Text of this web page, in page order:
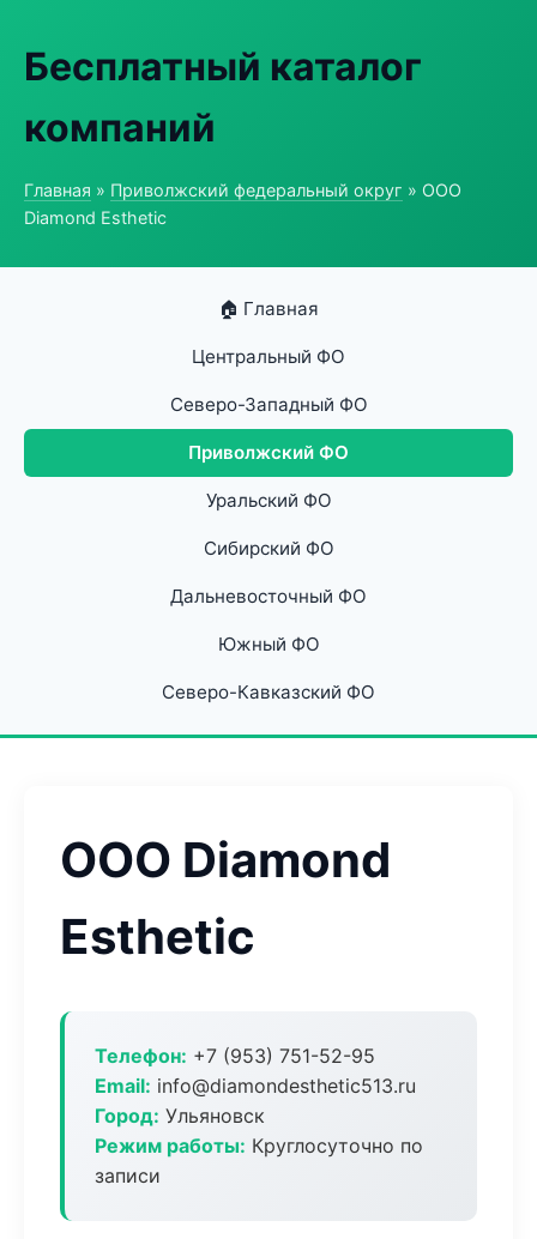
Бесплатный каталог
компаний
Главная » Приволжский федеральный округ » ООО
Diamond Esthetic
🏠 Главная
Центральный ФО
Северо-Западный ФО
Приволжский ФО
Уральский ФО
Сибирский ФО
Дальневосточный ФО
Южный ФО
Северо-Кавказский ФО
ООО Diamond
Esthetic
Телефон: +7 (953) 751-52-95
Email: info@diamondesthetic513.ru
Город: Ульяновск
Режим работы: Круглосуточно по
записи